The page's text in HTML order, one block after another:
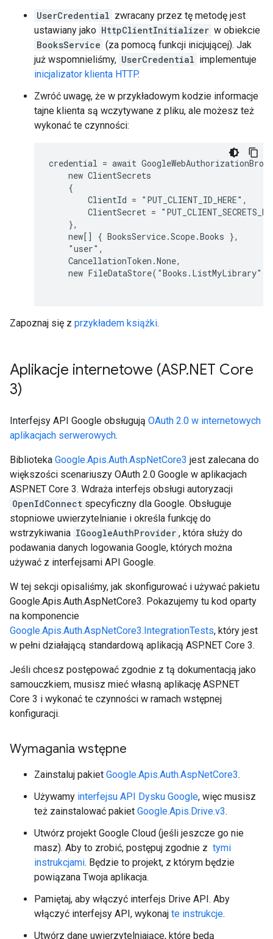
UserCredential zwracany przez tę metodę jest
ustawiany jako HttpClientInitializer w obiekcie
BooksService (za pomocą funkcji inicjującej). Jak
już wspomnieliśmy, UserCredential implementuje
inicjalizator klienta HTTP.
Zwróć uwagę, że w przykładowym kodzie informacje
tajne klienta są wczytywane z pliku, ale możesz też
wykonać te czynności:
credential = await
    new ClientSecrets
    {
        ClientId = "PUT_CLIENT_ID_HERE",
ClientSecret =
    },
    new[] { BooksService.Scope.Books },
    "user",
    CancellationToken.None,
new
Zapoznaj się z przykładem książki.
Aplikacje internetowe (ASP.NET Core
3)
Interfejsy API Google obsługują OAuth 2.0 w internetowych
aplikacjach serwerowych.
Biblioteka Google.Apis.Auth.AspNetCore3 jest zalecana do
większości scenariuszy OAuth 2.0 Google w aplikacjach
ASP.NET Core 3. Wdraża interfejs obsługi autoryzacji
OpenIdConnect specyficzny dla Google. Obsługuje
stopniowe uwierzytelnianie i określa funkcję do
wstrzykiwania IGoogleAuthProvider , która służy do
podawania danych logowania Google, których można
używać z interfejsami API Google.
W tej sekcji opisaliśmy, jak skonfigurować i używać pakietu
Google.Apis.Auth.AspNetCore3. Pokazujemy tu kod oparty
na komponencie
Google.Apis.Auth.AspNetCore3.IntegrationTests, który jest
w pełni działającą standardową aplikacją ASP.NET Core 3.
Jeśli chcesz postępować zgodnie z tą dokumentacją jako
samouczkiem, musisz mieć własną aplikację ASP.NET
Core 3 i wykonać te czynności w ramach wstępnej
konfiguracji.
Wymagania wstępne
Zainstaluj pakiet Google.Apis.Auth.AspNetCore3.
Używamy interfejsu API Dysku Google, więc musisz
też zainstalować pakiet Google.Apis.Drive.v3.
Utwórz projekt Google Cloud (jeśli jeszcze go nie
masz). Aby to zrobić, postępuj zgodnie z tymi
instrukcjami. Będzie to projekt, z którym będzie
powiązana Twoja aplikacja.
Pamiętaj, aby włączyć interfejs Drive API. Aby
włączyć interfejsy API, wykonaj te instrukcje.
Utwórz dane uwierzytelniające, które będą